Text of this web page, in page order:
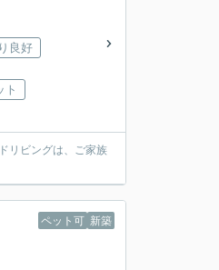
良好
ト
リビングは、ご家族
ペット可 新築